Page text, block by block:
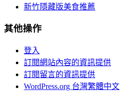
新竹隱藏版美食推薦
其他操作
登入
訂閱網站內容的資訊提供
訂閱留言的資訊提供
WordPress.org 台灣繁體中文